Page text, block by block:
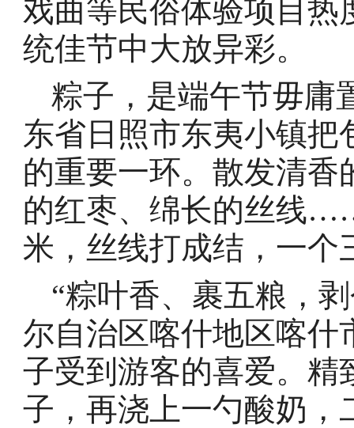
戏曲等民俗体验项目
统佳节中大放异彩。
粽子，是端午节毋庸
东省日照市东夷小镇
的重要一环。散发清
的红枣、绵长的丝线
米，丝线打成结，一个
“粽叶香、裹五粮，
尔自治区喀什地区喀什
子受到游客的喜爱。精
子，再浇上一勺酸奶，